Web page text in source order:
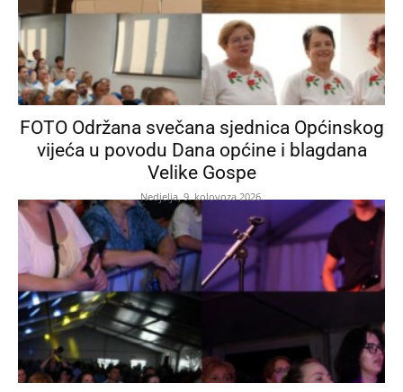
FOTO Održana svečana sjednica Općinskog
vijeća u povodu Dana općine i blagdana
Velike Gospe
Nedjelja, 9. kolovoza 2026.